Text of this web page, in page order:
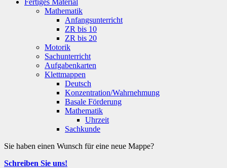
Mathematik
Anfangsunterricht
ZR bis 10
ZR bis 20
Motorik
Sachunterricht
Aufgabenkarten
Klettmappen
Deutsch
Konzentration/Wahrnehmung
Basale Förderung
Mathematik
Uhrzeit
Sachkunde
Sie haben einen Wunsch für eine neue Mappe?
Schreiben Sie uns!